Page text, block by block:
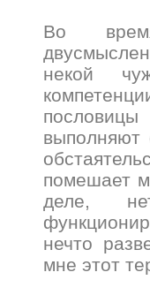
Во
некой
выполняют
помешает
деле,
нечто
мне этот